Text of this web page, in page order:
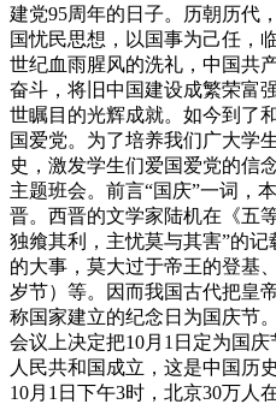
建党95周年的日子。历朝历代
国忧民思想，以国事为己任，
世纪血雨腥风的洗礼，中国共
奋斗，将旧中国建设成繁荣富
世瞩目的光辉成就。如今到了
国爱党。为了培养我们广大学
史，激发学生们爱国爱党的信
主题班会。前言“国庆”一词，
晋。西晋的文学家陆机在《五
独飨其利，主忧莫与其害”的
的大事，莫大过于帝王的登基
岁节）等。因而我国古代把皇
称国家建立的纪念日为国庆节
会议上决定把10月1日定为国
人民共和国成立，这是中国历
10月1日下午3时，北京30万人